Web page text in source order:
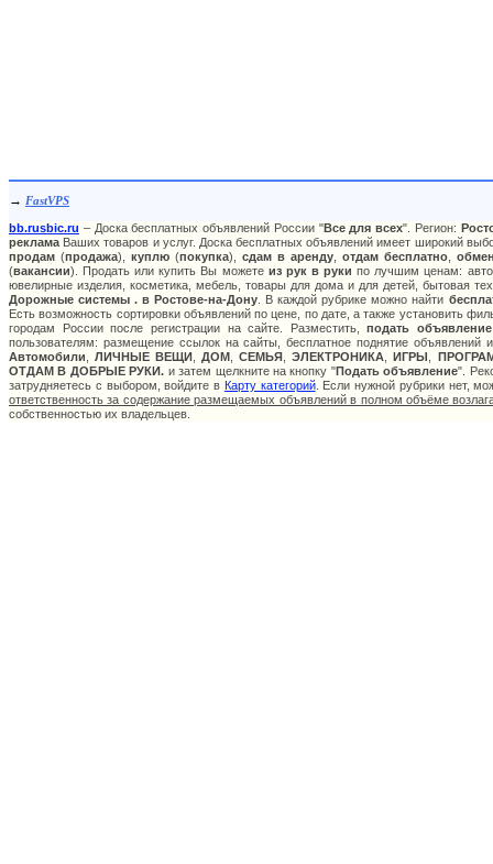
→ FastVPS
bb.rusbic.ru – Доска бесплатных объявлений России "Все для всех". Регион:
реклама Ваших товаров и услуг. Доска бесплатных объявлений имеет широкий
продам (продажа), куплю(покупка), сдам в аренду, отдам бесплатно,
(вакансии). Продать или купить Вы можете из рук в руки по лучшим ценам:
ювелирные изделия, косметика, мебель, товары для дома и для детей, бытовая
Дорожные системы . в Ростове-на-Дону . В каждой рубрике можно найти
Есть возможность сортировки объявлений по цене, по дате, а также установить
городам России после регистрации на сайте. Разместить,подать
пользователям: размещение ссылок на сайты, бесплатное поднятие
Автомобили ,ЛИЧНЫЕ ВЕЩИ ,ДОМ ,СЕМЬЯ ,ЭЛЕКТРОНИКА ,ИГРЫ
ОТДАМ В ДОБРЫЕ РУКИ. и затем щелкните на кнопку "Подать объявление".
затрудняетесь с выбором, войдите в Карту категорий. Если нужной рубрики нет,
ответственность за содержание размещаемых объявлений в полном объёме
собственностью их владельцев.